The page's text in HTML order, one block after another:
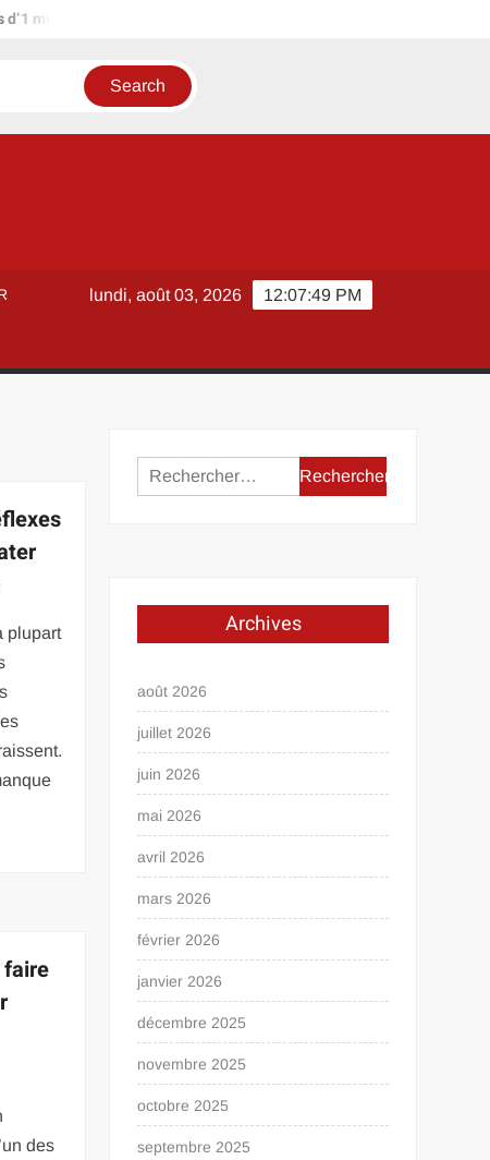
d’euros ?
12:07:49 PM
lundi, août 03, 2026
plupart
faire
des
Rechercher :
Archives
août 2026
juillet 2026
juin 2026
mai 2026
avril 2026
mars 2026
février 2026
janvier 2026
décembre 2025
novembre 2025
octobre 2025
septembre 2025